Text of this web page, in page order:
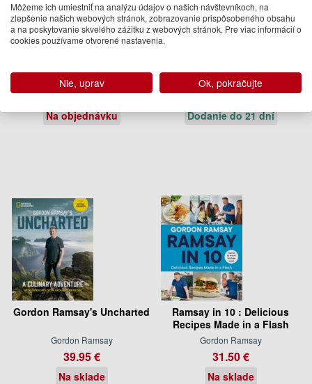
Barbara Kafka, Christopher Styler
33.99 €
Na objednávku
Musa Dagdeviren
51.95 €
Dodanie do 21 dní
Gordon Ramsay's Uncharted
Gordon Ramsay
39.95 €
Na sklade
Ramsay in 10 : Delicious
Recipes Made in a Flash
Gordon Ramsay
31.50 €
Na sklade
Môžeme ich umiestniť na analýzu údajov o našich návštevníkoch, na
zlepšenie našich webových stránok, zobrazovanie prispôsobeného obsahu
a na poskytovanie skvelého zážitku z webových stránok. Pre viac informácií o
cookies používame otvorené nastavenia.
Nie, uprav Ok, pokračujte